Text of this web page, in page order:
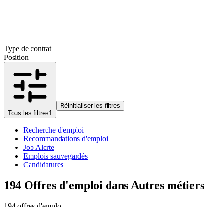
Type de contrat
Position
Tous les filtres1
Réinitialiser les filtres
Recherche d'emploi
Recommandations d'emploi
Job Alerte
Emplois sauvegardés
Candidatures
194 Offres d'emploi dans Autres métiers